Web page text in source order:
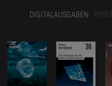
DIGITALAUSGABEN